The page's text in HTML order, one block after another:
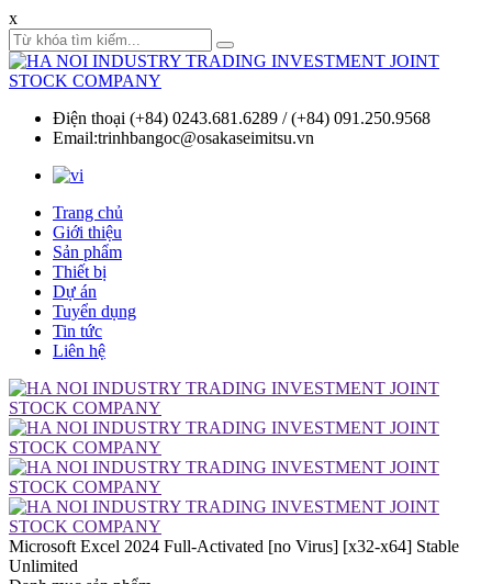
x
Điện thoại (+84) 0243.681.6289 / (+84) 091.250.9568
Email:trinhbangoc@osakaseimitsu.vn
Trang chủ
Giới thiệu
Sản phẩm
Thiết bị
Dự án
Tuyển dụng
Tin tức
Liên hệ
Microsoft Excel 2024 Full-Activated [no Virus] [x32-x64] Stable
Unlimited